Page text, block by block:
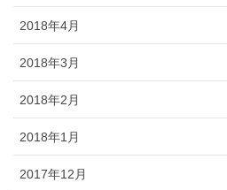
2018年4月
2018年3月
2018年2月
2018年1月
2017年12月